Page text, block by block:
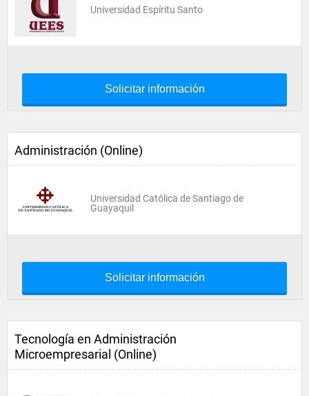
Universidad Espíritu Santo
Solicitar información
Administración (Online)
Universidad Católica de Santiago de
Guayaquil
Solicitar información
Tecnología en Administración
Microempresarial (Online)